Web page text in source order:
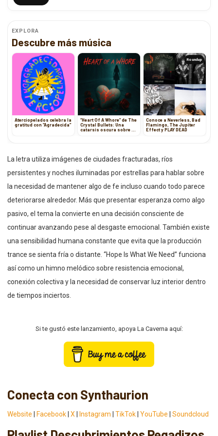
EXPLORA
Descubre más música
Aterciopelados celebra la
gratitud con “Agradecida”
“Heart Of A Whore” de The
Crystal Bullets: Una
catarsis oscura sobre el
Roundup
Conoce a Neverless, Bad
Flamingo, The Jupiter
Effect y PLAY DEAD
La letra utiliza imágenes de ciudades fracturadas, ríos
persistentes y noches iluminadas por estrellas para hablar sobre
la necesidad de mantener algo de fe incluso cuando todo parece
deteriorarse alrededor. Más que presentar esperanza como algo
pasivo, el tema la convierte en una decisión consciente de
continuar avanzando pese al desgaste emocional. También existe
una sensibilidad humana constante que evita que la producción
trance se sienta fría o distante. “Hope Is What We Need” funciona
así como un himno melódico sobre resistencia emocional,
conexión colectiva y la necesidad de conservar luz interior dentro
de tiempos inciertos.
Si te gustó este lanzamiento, apoya La Caverna aquí:
Conecta con Synthaurion
Website Facebook X Instagram TikTok YouTube Soundcloud